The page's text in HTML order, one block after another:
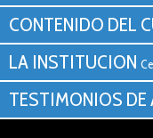
CONTENIDO DEL
LA INSTITUCION
TESTIMONIOS DE